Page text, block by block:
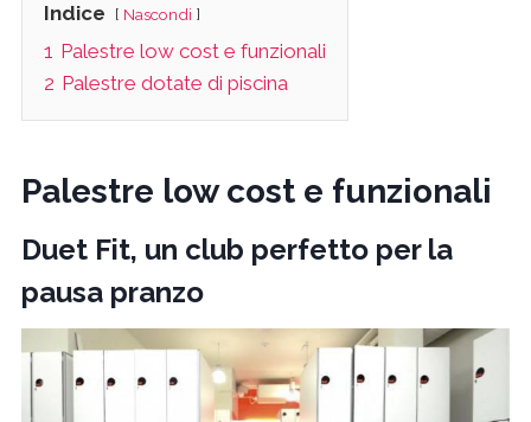
Indice Nascondi
1 Palestre low cost e funzionali
2 Palestre dotate di piscina
Palestre low cost e funzionali
Duet Fit, un club perfetto per la
pausa pranzo